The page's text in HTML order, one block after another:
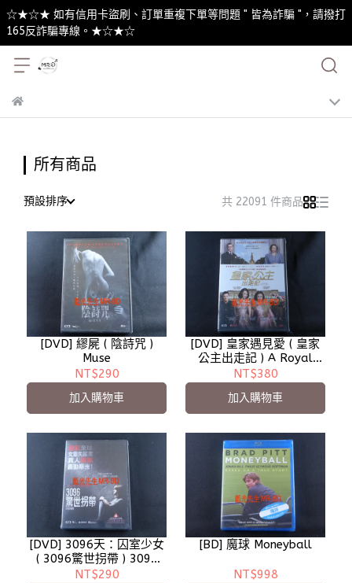
☆★☆★ 如有信用卡盜刷、訂單重複下單等問題 " 皆為詐騙 "，請撥打
165反詐騙專線。★☆★☆
所有商品
預設排序 共 22091 件商品
[DVD] 繆屍 ( 陰詩咒 )
Muse
NT$290
加入購物車
[DVD] 皇家遇見愛 ( 皇家
公主出走記 ) A Royal
Night Out
NT$380
加入購物車
[DVD] 3096天：囚室少女
( 3096驚世拐帶 ) 3096
Days
NT$290
[BD] 魔球 Moneyball
NT$998